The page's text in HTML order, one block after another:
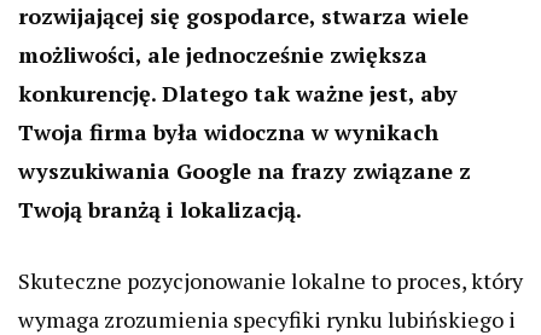
rozwijającej się gospodarce, stwarza wiele
możliwości, ale jednocześnie zwiększa
konkurencję. Dlatego tak ważne jest, aby
Twoja firma była widoczna w wynikach
wyszukiwania Google na frazy związane z
Twoją branżą i lokalizacją.
Skuteczne pozycjonowanie lokalne to proces, który
wymaga zrozumienia specyfiki rynku lubińskiego i